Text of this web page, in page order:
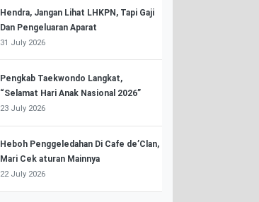
Hendra, Jangan Lihat LHKPN, Tapi Gaji
Dan Pengeluaran Aparat
31 July 2026
Pengkab Taekwondo Langkat,
“Selamat Hari Anak Nasional 2026”
23 July 2026
Heboh Penggeledahan Di Cafe de’Clan,
Mari Cek aturan Mainnya
22 July 2026